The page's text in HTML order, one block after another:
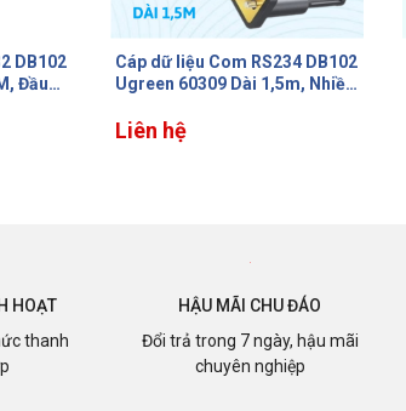
DB102
Nhiều
Cáp nối tiếp DB9 RS232
dương-dương 30AWG Ugreen
vàng
Liên hệ
HOẠT
thanh
HẬU MÃI CHU ĐÁO
Đổi trả trong 7 ngày, hậu mãi
chuyên nghiệp